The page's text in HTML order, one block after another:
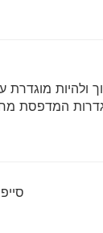
מוגדרת
המדפסת